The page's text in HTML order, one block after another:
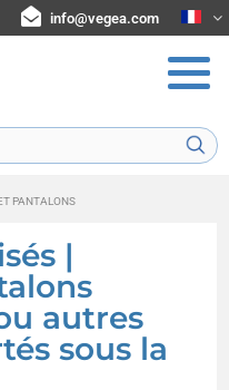
info@vegea.com
PANTALONS
|
autres
sous la